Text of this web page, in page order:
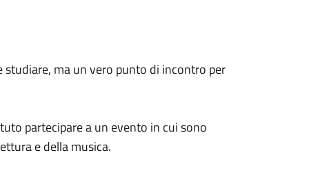
studiare, ma un vero punto di incontro per
partecipare a un evento in cui sono
e della musica.